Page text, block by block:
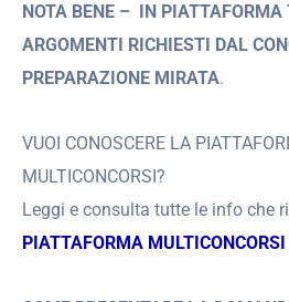
NOTA BENE –
IN PIATTAFORMA
ARGOMENTI RICHIESTI DAL
PREPARAZIONE MIRATA.
VUOI CONOSCERE LA
MULTICONCORSI?
Leggi e consulta tutte le info che
PIATTAFORMA MULTICONCORSI